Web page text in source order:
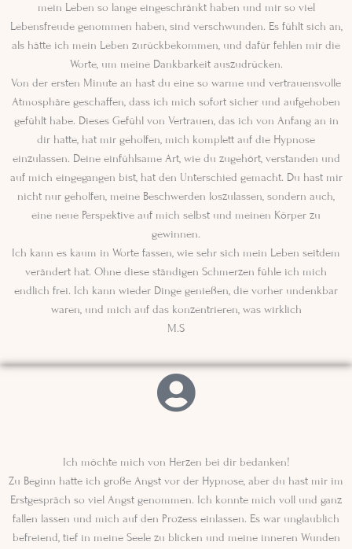
mein Leben so lange eingeschränkt haben und mir so viel
Lebensfreude genommen haben, sind verschwunden. Es fühlt sich an,
als hätte ich mein Leben zurückbekommen, und dafür fehlen mir die
Worte, um meine Dankbarkeit auszudrücken.
Von der ersten Minute an hast du eine so warme und vertrauensvolle
Atmosphäre geschaffen, dass ich mich sofort sicher und aufgehoben
gefühlt habe. Dieses Gefühl von Vertrauen, das ich von Anfang an in
dir hatte, hat mir geholfen, mich komplett auf die Hypnose
einzulassen. Deine einfühlsame Art, wie du zugehört, verstanden und
auf mich eingegangen bist, hat den Unterschied gemacht. Du hast mir
nicht nur geholfen, meine Beschwerden loszulassen, sondern auch,
eine neue Perspektive auf mich selbst und meinen Körper zu
gewinnen.
Ich kann es kaum in Worte fassen, wie sehr sich mein Leben seitdem
verändert hat. Ohne diese ständigen Schmerzen fühle ich mich
endlich frei. Ich kann wieder Dinge genießen, die vorher undenkbar
waren, und mich auf das konzentrieren, was wirklich
M.S
Ich möchte mich von Herzen bei dir bedanken!
Zu Beginn hatte ich große Angst vor der Hypnose, aber du hast mir im
Erstgespräch so viel Angst genommen. Ich konnte mich voll und ganz
fallen lassen und mich auf den Prozess einlassen. Es war unglaublich
befreiend, tief in meine Seele zu blicken und meine inneren Wunden